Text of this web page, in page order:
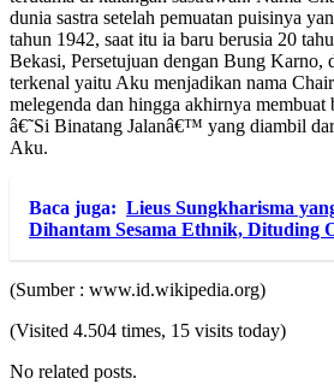
dunia sastra setelah pemuatan puisinya
tahun 1942, saat itu ia baru berusia 20
Bekasi, Persetujuan dengan Bung Karno,
terkenal yaitu Aku menjadikan nama
melegenda dan hingga akhirnya
â€˜Si Binatang Jalanâ€™ yang diambil
Aku.
Baca juga: Lieus Sungkharisma
Dihantam Sesama Ethnik, Dituding
(Sumber : www.id.wikipedia.org)
(Visited 4.504 times, 15 visits today)
No related posts.